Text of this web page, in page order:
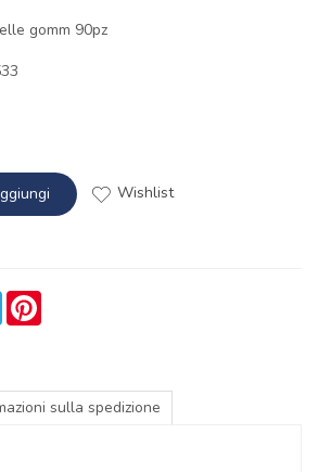
gomm 90pz
Wishlist
Telegram
sulla spedizione